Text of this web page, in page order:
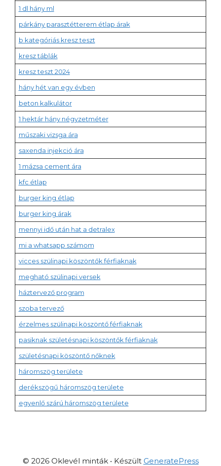
1 dl hány ml
párkány parasztétterem étlap árak
b kategóriás kresz teszt
kresz táblák
kresz teszt 2024
hány hét van egy évben
beton kalkulátor
1 hektár hány négyzetméter
műszaki vizsga ára
saxenda injekció ára
1 mázsa cement ára
kfc étlap
burger king étlap
burger king árak
mennyi idő után hat a detralex
mi a whatsapp számom
vicces szülinapi köszöntők férfiaknak
megható szülinapi versek
háztervező program
szoba tervező
érzelmes szülinapi köszöntő férfiaknak
pasiknak születésnapi köszöntők férfiaknak
születésnapi köszöntő nőknek
háromszög területe
derékszögű háromszög területe
egyenlő szárú háromszög területe
© 2026 Oklevél minták• Készült GeneratePress